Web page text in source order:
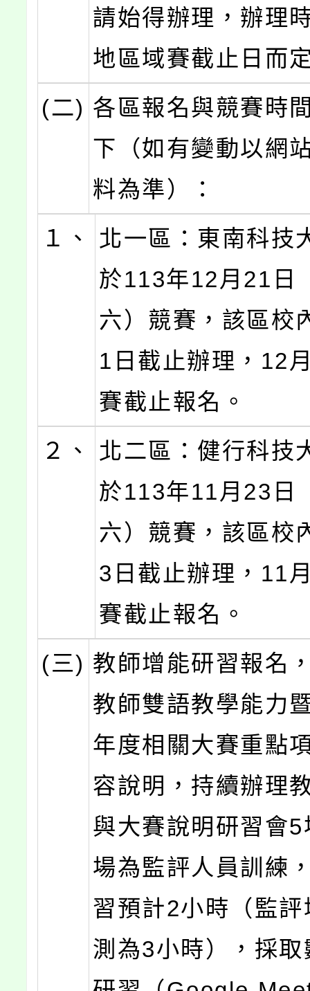
請始得辦理，辦理
地區域賽截止日而
(二) 各區報名與競賽時
下（如有變動以網
料為準）：
１、
北一區：東南科技
於113年12月21日
六）競賽，該區校
1日截止辦理，12
賽截止報名。
２、
北二區：健行科技
於113年11月23日
六）競賽，該區校
3日截止辦理，11
賽截止報名。
(三) 教師增能研習報名
教師雙語教學能力
年度相關大賽重點
容說明，持續辦理
與大賽說明研習會
場為監評人員訓練
習預計2小時（監
測為3小時），採